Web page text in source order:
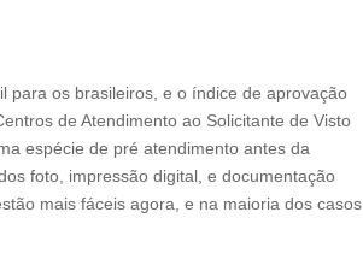
para os brasileiros, e o índice de aprovação
de Atendimento ao Solicitante de Visto
espécie de pré atendimento antes da
foto, impressão digital, e documentação
mais fáceis agora, e na maioria dos casos